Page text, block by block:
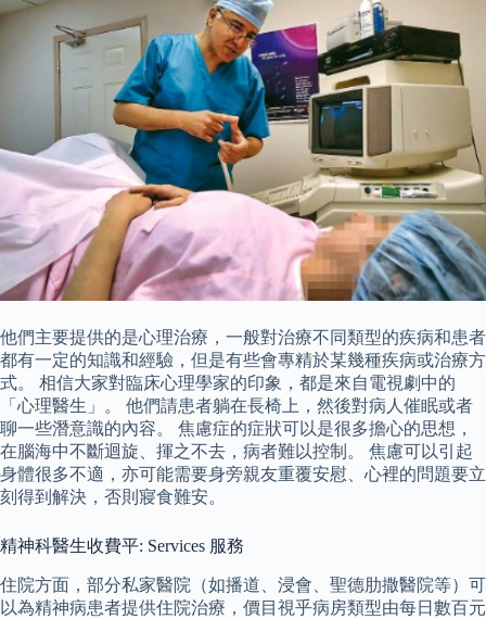
他們主要提供的是心理治療，一般對治療不同類型的疾病和患者
都有一定的知識和經驗，但是有些會專精於某幾種疾病或治療方
式。 相信大家對臨床心理學家的印象，都是來自電視劇中的
「心理醫生」。 他們請患者躺在長椅上，然後對病人催眠或者
聊一些潛意識的內容。 焦慮症的症狀可以是很多擔心的思想，
在腦海中不斷迴旋、揮之不去，病者難以控制。 焦慮可以引起
身體很多不適，亦可能需要身旁親友重覆安慰、心裡的問題要立
刻得到解決，否則寢食難安。
精神科醫生收費平: Services 服務
住院方面，部分私家醫院（如播道、浸會、聖德肋撒醫院等）可
以為精神病患者提供住院治療，價目視乎病房類型由每日數百元